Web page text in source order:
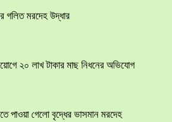
গলিত মরদেহ উদ্ধার
২০ লাখ টাকার মাছ নিধনের অভিযোগ
পাওয়া গেলো বৃদ্ধের ভাসমান মরদেহ